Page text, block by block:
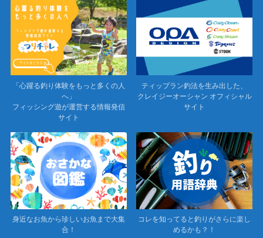
「心躍る釣り体験をもっと多くの人
へ」
フィッシング遊が運営する情報発信
サイト
ティップラン釣法を生み出した、
クレイジーオーシャン オフィシャル
サイト
身近なお魚から珍しいお魚まで大集
合！
コレを知ってると釣りがさらに楽し
めるかも？！